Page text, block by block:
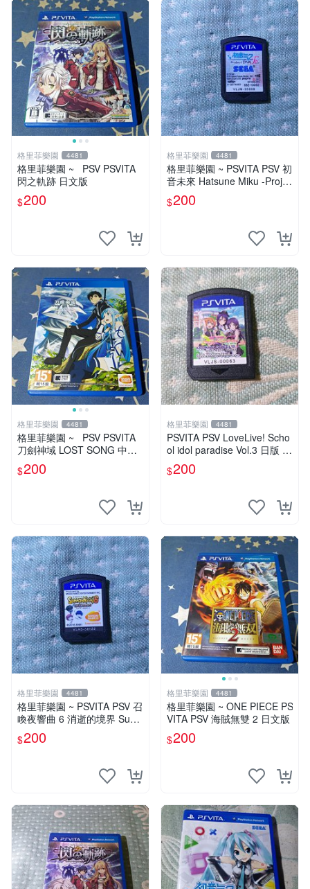
格里菲樂園 4481
格里菲樂園 ~ PSV PSVITA
閃之軌跡 日文版
$200
格里菲樂園 4481
格里菲樂園 ~ PSVITA PSV 初
音未來 Hatsune Miku -Projec
t DIVA-F 2nd 日版
$200
格里菲樂園 4481
格里菲樂園 ~ PSV PSVITA
刀劍神域 LOST SONG 中文
版
$200
格里菲樂園 4481
PSVITA PSV LoveLive! Scho
ol idol paradise Vol.3 日版 裸
卡
$200
格里菲樂園 4481
格里菲樂園 ~ PSVITA PSV 召
喚夜響曲 6 消逝的境界 Sum
mon Night 6 Lost 日文版裸卡
$200
格里菲樂園 4481
格里菲樂園 ~ ONE PIECE PS
VITA PSV 海賊無雙 2 日文版
$200